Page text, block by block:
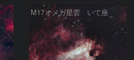
M17オメガ星雲 いて座